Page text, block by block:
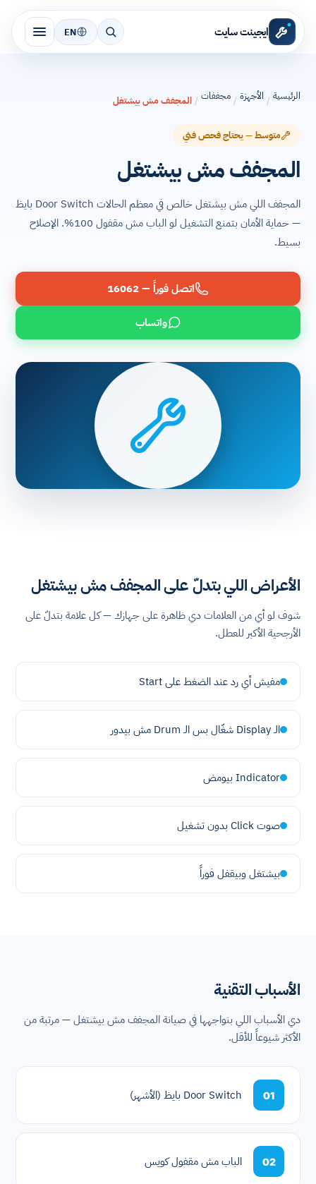
ايجينت سايت EN
الرئيسية / الأجهزة / مجففات / المجفف مش بيشتغل
متوسط — يحتاج فحص فني
المجفف مش بيشتغل
المجفف اللي مش بيشتغل خالص في معظم الحالات Door Switch بايظ
— حماية الأمان بتمنع التشغيل لو الباب مش مقفول 100%. الإصلاح
بسيط.
اتصل فوراً — 16062
واتساب
الأعراض اللي بتدلّ على المجفف مش بيشتغل
شوف لو أي من العلامات دي ظاهرة على جهازك — كل علامة بتدلّ على
الأرجحية الأكبر للعطل.
مفيش أي رد عند الضغط على Start
الـ Display شغّال بس الـ Drum مش بيدور
Indicator بيومض
صوت Click بدون تشغيل
بيشتغل وبيقفل فوراً
الأسباب التقنية
دي الأسباب اللي بنواجهها في صيانة المجفف مش بيشتغل — مرتبة من
الأكثر شيوعاً للأقل.
01 Door Switch بايظ (الأشهر)
02 الباب مش مقفول كويس